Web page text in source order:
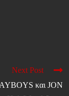
Next Post
και JON